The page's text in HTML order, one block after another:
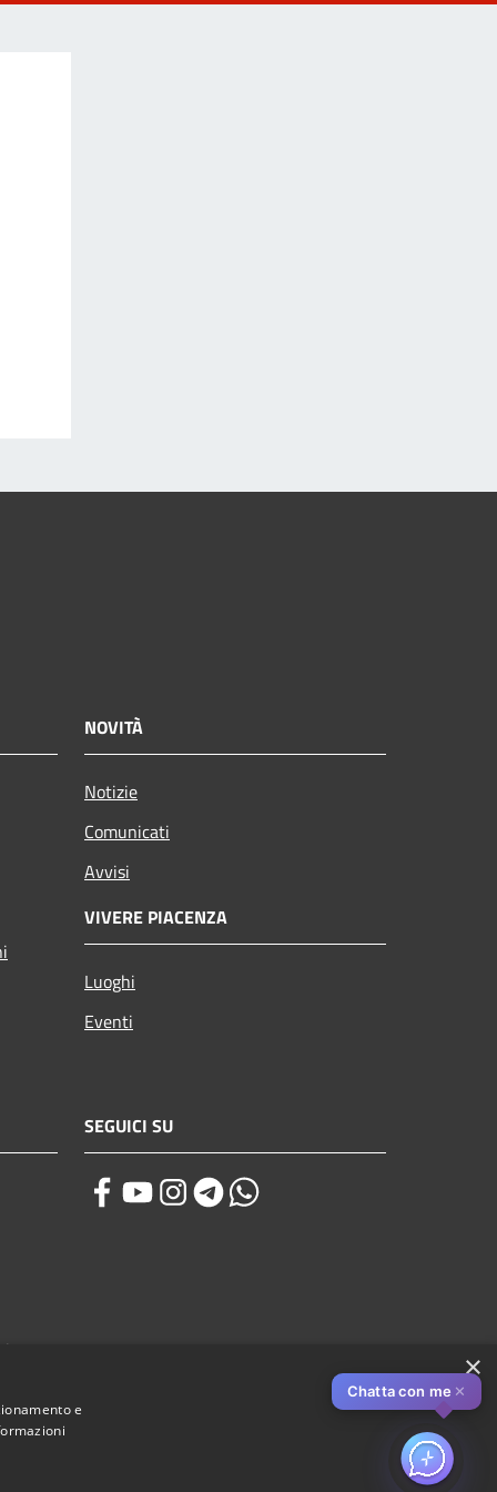
NOVITÀ
Notizie
Comunicati
Avvisi
VIVERE PIACENZA
Luoghi
Eventi
SEGUICI SU
Chatta con me ✕
×
e